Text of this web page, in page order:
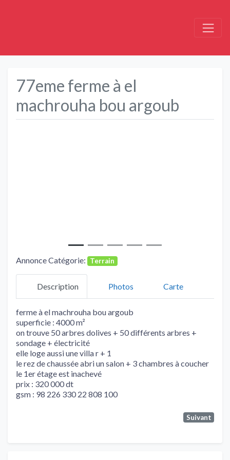
77eme ferme à el
machrouha bou argoub
Annonce Catégorie: Terrain
Description Photos Carte
ferme à el machrouha bou argoub
superficie : 4000 m²
on trouve 50 arbres dolives + 50 différents arbres +
sondage + électricité
elle loge aussi une villa r + 1
le rez de chaussée abri un salon + 3 chambres à coucher
le 1er étage est inachevé
prix : 320 000 dt
gsm : 98 226 330 22 808 100
Suivant